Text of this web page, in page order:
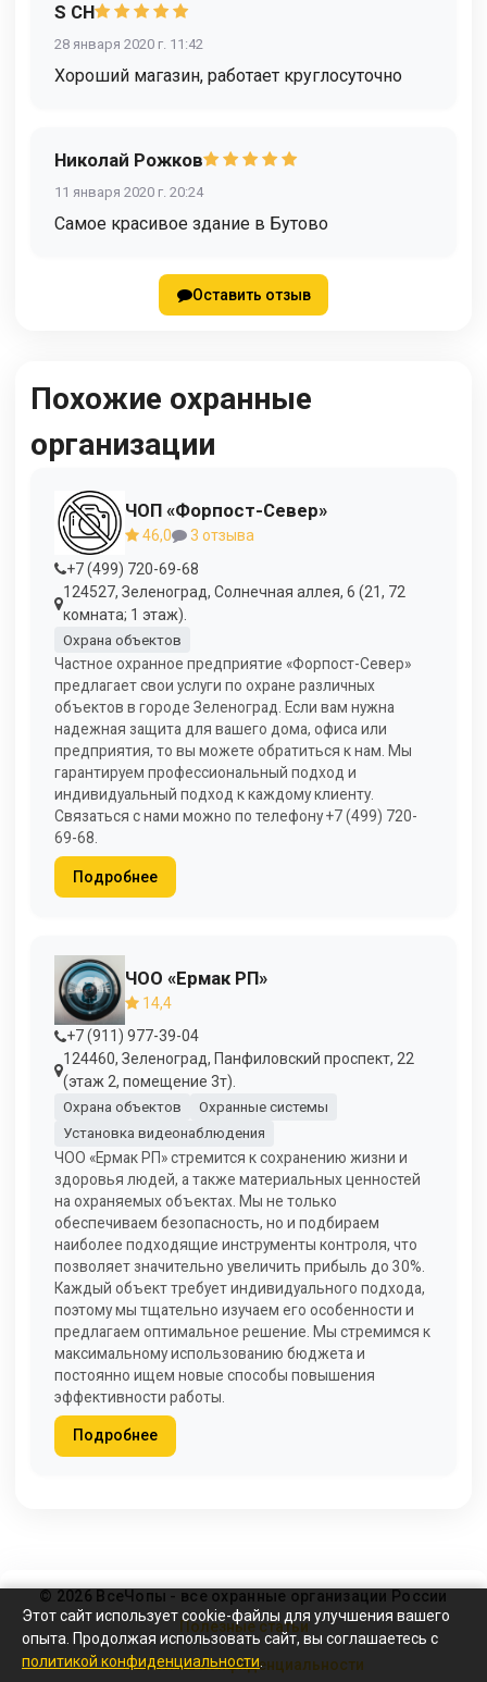
S CH
28 января 2020 г. 11:42
Хороший магазин, работает круглосуточно
Николай Рожков
11 января 2020 г. 20:24
Самое красивое здание в Бутово
Оставить отзыв
Похожие охранные
организации
ЧОП «Форпост-Север»
46,0
3 отзыва
+7 (499) 720-69-68
124527, Зеленоград, Солнечная аллея, 6 (21, 72
комната; 1 этаж).
Охрана объектов
Частное охранное предприятие «Форпост-Север»
предлагает свои услуги по охране различных
объектов в городе Зеленоград. Если вам нужна
надежная защита для вашего дома, офиса или
предприятия, то вы можете обратиться к нам. Мы
гарантируем профессиональный подход и
индивидуальный подход к каждому клиенту.
Связаться с нами можно по телефону +7 (499) 720-
69-68.
Подробнее
ЧОО «Ермак РП»
14,4
+7 (911) 977-39-04
124460, Зеленоград, Панфиловский проспект, 22
(этаж 2, помещение 3т).
Охрана объектов
Охранные системы
Установка видеонаблюдения
ЧОО «Ермак РП» стремится к сохранению жизни и
здоровья людей, а также материальных ценностей
на охраняемых объектах. Мы не только
обеспечиваем безопасность, но и подбираем
наиболее подходящие инструменты контроля, что
позволяет значительно увеличить прибыль до 30%.
Каждый объект требует индивидуального подхода,
поэтому мы тщательно изучаем его особенности и
предлагаем оптимальное решение. Мы стремимся к
максимальному использованию бюджета и
постоянно ищем новые способы повышения
эффективности работы.
Подробнее
© 2026 ВсеЧопы - все охранные организации России
Полезные статьи
Политика конфиденциальности
Этот сайт использует cookie-файлы для улучшения вашего
опыта. Продолжая использовать сайт, вы соглашаетесь с
политикой конфиденциальности.